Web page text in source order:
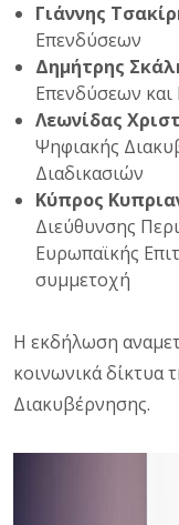
Γιάννης
Επενδύσεων
Δημήτρης
Επενδύσεων
Λεωνίδας
Ψηφιακής
Διαδικασιών
Κύπρος
Διεύθυνσης
Ευρωπαϊκής
συμμετοχή
Η εκδήλωση
κοινωνικά δίκτυα
Διακυβέρνησης.